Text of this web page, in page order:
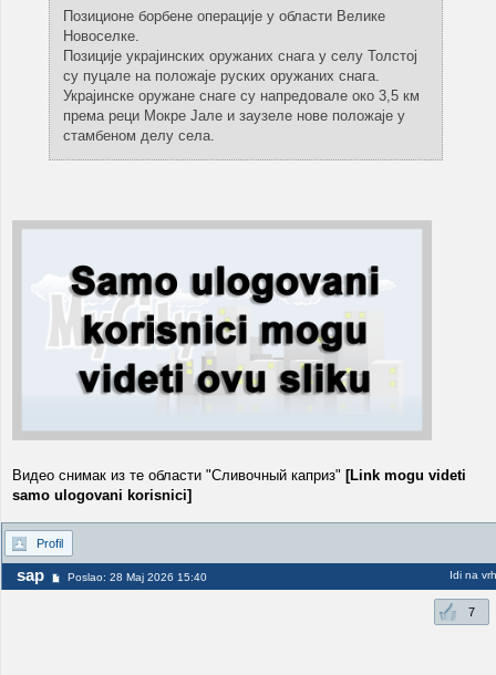
Позиционе борбене операције у области Велике
Новоселке.
Позиције украјинских оружаних снага у селу Толстој
су пуцале на положаје руских оружаних снага.
Украјинске оружане снаге су напредовале око 3,5 км
према реци Мокре Јале и заузеле нове положаје у
стамбеном делу села.
Видео снимак из те области "Сливочный каприз" [Link mogu videti
samo ulogovani korisnici]
Profil
sap Poslao: 28 Maj 2026 15:40 Idi na vrh
7